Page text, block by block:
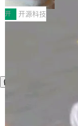
<span><strong>警告
的 admin ...
c 上，并在 GitHub 开
幕画圈，或者直接甩
（圈/秒），声音来自
采样，无缝循环。音
成兜底——锯齿波振
振峰模拟竹膜和筒腔
擎是绳系质点模型：
推）、空气阻力，1/
20个小时。他必须在
笔勾画边界，一层一
用东软飞标医学影像
至4小时，效率提升
的不只是速度，而是
路径真正打通了。 大
庞大，但不能直接用
组织边界，必须由专
正，才能成为机器能
像AI落地最昂贵的环
开 开源科技